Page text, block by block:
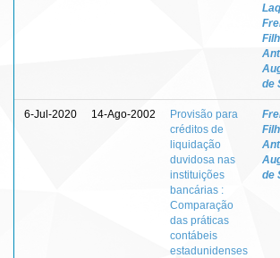
de
6-Jul-2020 14-Ago-2002
Provisão para
créditos de
liquidação
duvidosa nas
instituições
bancárias :
Comparação
das práticas
contábeis
estadunidenses
de